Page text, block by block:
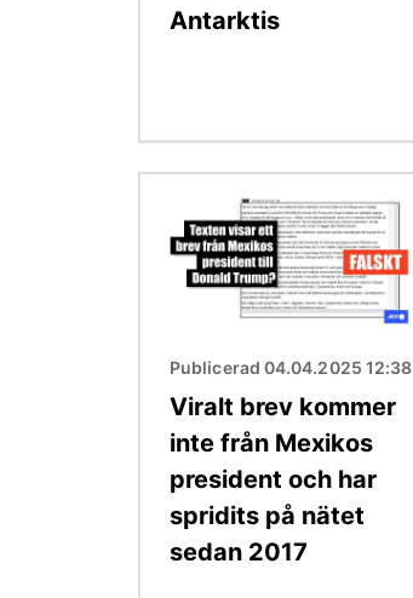
Antarktis
Publicerad 04.04.2025 12:38
Viralt brev kommer
inte från Mexikos
president och har
spridits på nätet
sedan 2017